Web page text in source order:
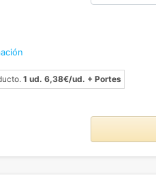
1 ud. 6,38€/ud. + Portes